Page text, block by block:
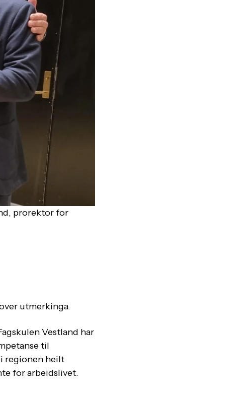
prorektor for
utmerkinga.
Vestland har
til
regionen heilt
for arbeidslivet.